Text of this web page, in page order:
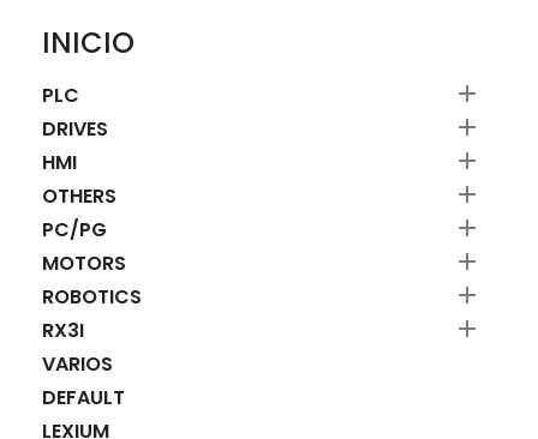
INICIO
PLC 
DRIVES 
HMI 
OTHERS 
PC/PG 
MOTORS 
ROBOTICS 
RX3I 
VARIOS
DEFAULT
LEXIUM